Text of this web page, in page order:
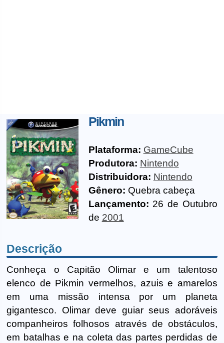
Pikmin
Plataforma: GameCube
Produtora: Nintendo
Distribuidora: Nintendo
Gênero: Quebra cabeça
Lançamento: 26 de Outubro
de 2001
Descrição
Conheça o Capitão Olimar e um talentoso
elenco de Pikmin vermelhos, azuis e amarelos
em uma missão intensa por um planeta
gigantesco. Olimar deve guiar seus adoráveis
companheiros folhosos através de obstáculos,
em batalhas e na coleta das partes perdidas de